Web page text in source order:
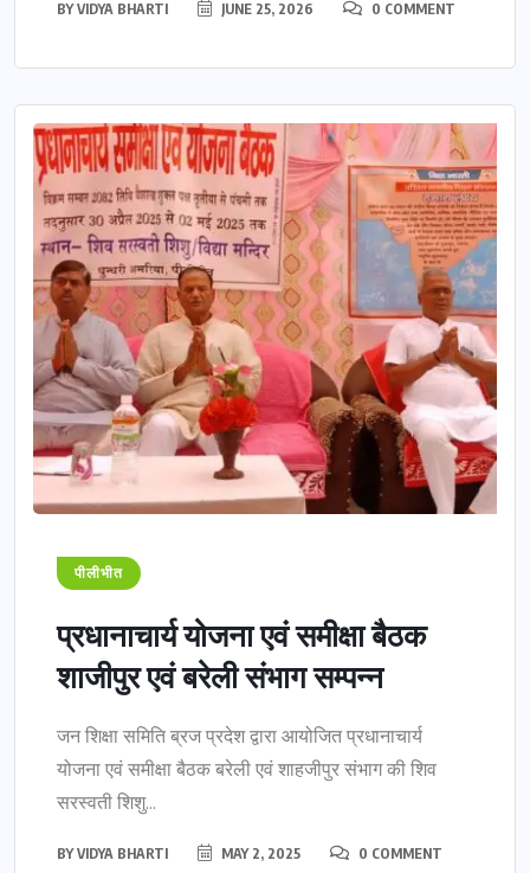
BYVIDYA BHARTI JUNE 25, 2026 0 COMMENT
पीलीभीत
प्रधानाचार्य योजना एवं समीक्षा बैठक
शाजीपुर एवं बरेली संभाग सम्पन्न
जन शिक्षा समिति ब्रज प्रदेश द्वारा आयोजित प्रधानाचार्य
योजना एवं समीक्षा बैठक बरेली एवं शाहजीपुर संभाग की शिव
सरस्वती शिशु...
BYVIDYA BHARTI MAY 2, 2025 0 COMMENT